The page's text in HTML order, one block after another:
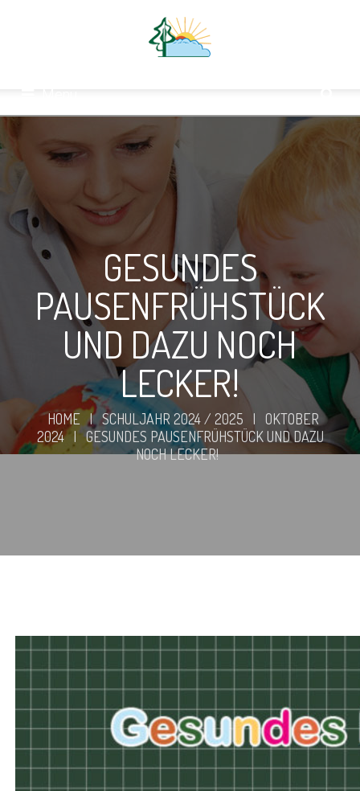
GESUNDES
PAUSENFRÜHSTÜCK
UND DAZU NOCH
LECKER!
HOME | SCHULJAHR 2024 / 2025 | OKTOBER
2024 | GESUNDES PAUSENFRÜHSTÜCK UND DAZU
NOCH LECKER!